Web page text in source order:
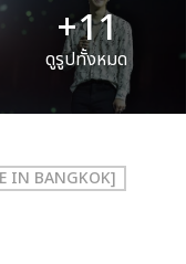
+11
ดูรูปทั้งหมด
IN BANGKOK]